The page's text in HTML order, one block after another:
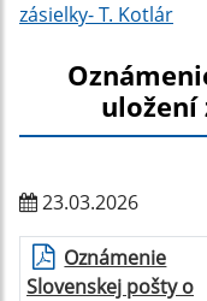
zásielky- T. Kotlár
uložení
23.03.2026
Oznámenie
Slovenskej pošty o